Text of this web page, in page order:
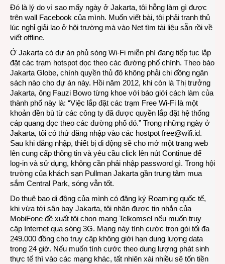
Đó là lý do vì sao mấy ngày ở Jakarta, tôi hỗng làm gì được
trên wall Facebook của mình. Muốn viết bài, tôi phải tranh thủ
lúc nghỉ giải lao ở hội trường mà vào Net tìm tài liệu sẵn rồi về
viết offline.
Ở Jakarta có dự án phủ sóng Wi-Fi miễn phí đang tiếp tục lắp
đặt các trạm hotspot dọc theo các đường phố chính. Theo báo
Jakarta Globe, chính quyền thủ đô không phải chi đồng ngân
sách nào cho dự án này. Hồi năm 2012, khi còn là Thị trưởng
Jakarta, ông Fauzi Bowo từng khoe với báo giới cách làm của
thành phố này là: “Việc lắp đặt các trạm Free Wi-Fi là một
khoản đền bù từ các công ty đã được quyền lắp đặt hệ thống
cáp quang dọc theo các đường phố đó.” Trong những ngày ở
Jakarta, tôi có thử đăng nhập vào các hostpot free@wifi.id.
Sau khi đăng nhập, thiết bị di động sẽ cho mở một trang web
lên cung cấp thông tin và yêu cầu click lên nút Continue để
log-in và sử dụng, không cần phải nhập password gì. Trong hội
trường của khách sạn Pullman Jakarta gần trung tâm mua
sắm Central Park, sóng vẫn tốt.
Do thuê bao di động của mình có đăng ký Roaming quốc tế,
khi vừa tới sân bay Jakarta, tôi nhận được tin nhắn của
MobiFone đề xuất tôi chọn mạng Telkomsel nếu muốn truy
cập Internet qua sóng 3G. Mạng này tính cước trọn gói tối đa
249.000 đồng cho truy cập không giới hạn dung lượng data
trong 24 giờ. Nếu muốn tính cước theo dung lượng phát sinh
thực tế thì vào các mạng khác, tất nhiên xài nhiều sẽ tốn tiền